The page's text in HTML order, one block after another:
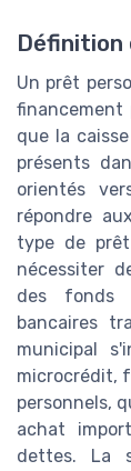
Un prêt
financement
que la
présents
orientés
répondre
type de
nécessiter
des fonds
bancaires
municipal
microcrédit,
personnels,
achat
dettes. La